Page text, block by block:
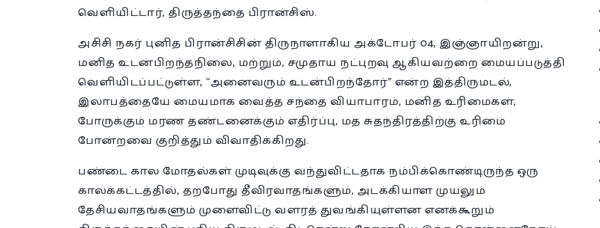
வெளியிட்டார், திருத்தந்தை பிரான்சிஸ்.
அசிசி நகர் புனித பிரான்சிசின் திருநாளாகிய அக்டோபர் 04, இஞ்ஞாயிறன்று,
மனித உடன்பிறந்தநிலை, மற்றும், சமுதாய நட்புறவு ஆகியவற்றை மையப்படுத்தி
வெளியிடப்பட்டுள்ள, “அனைவரும் உடன்பிறந்தோர்” என்ற இத்திருமடல்,
இலாபத்தையே மையமாக வைத்த சந்தை வியாபாரம், மனித உரிமைகள்,
போருக்கும் மரண தண்டனைக்கும் எதிர்ப்பு, மத சுதந்திரத்திற்கு உரிமை
போன்றவை குறித்தும் விவாதிக்கிறது.
பண்டை கால மோதல்கள் முடிவுக்கு வந்துவிட்டதாக நம்பிக்கொண்டிருந்த ஒரு
காலக்கட்டத்தில், தற்போது தீவிரவாதங்களும், அடக்கியாள முயலும்
தேசியவாதங்களும் முளைவிட்டு வளரத் துவங்கியுள்ளன எனக்கூறும்